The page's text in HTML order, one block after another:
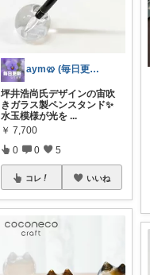
aym🥨 (毎日更新してます🙌)
坪井浩尚氏デザインの宙吹
きガラス製ペンスタンド✨
水玉模様が光を ...
￥ 7,700
0 0 5
コレ いいね